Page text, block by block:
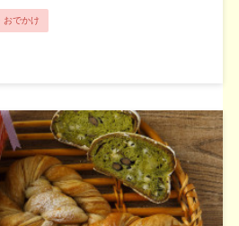
おでかけ